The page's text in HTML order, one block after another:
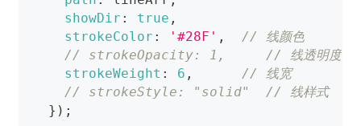
showDir : true ,
strokeColor : '#28F' ,
// 线颜色
// strokeOpacity: 1,     // 线透明度
strokeWeight : 6 ,
// 线宽
// strokeStyle: "solid"  // 线样式
} ) ;